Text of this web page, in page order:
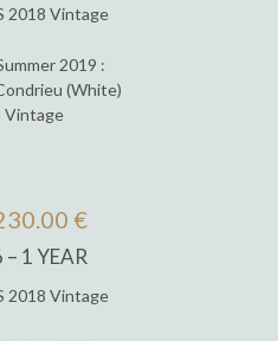
2018 Vintage
2019 :
(White)
Vintage
€
– 1 YEAR
2018 Vintage